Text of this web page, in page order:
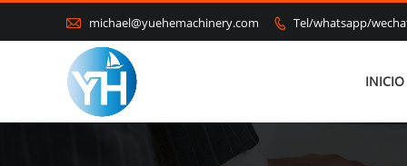
 michael@yuehemachinery.com  Tel/whatsapp/
INICIO